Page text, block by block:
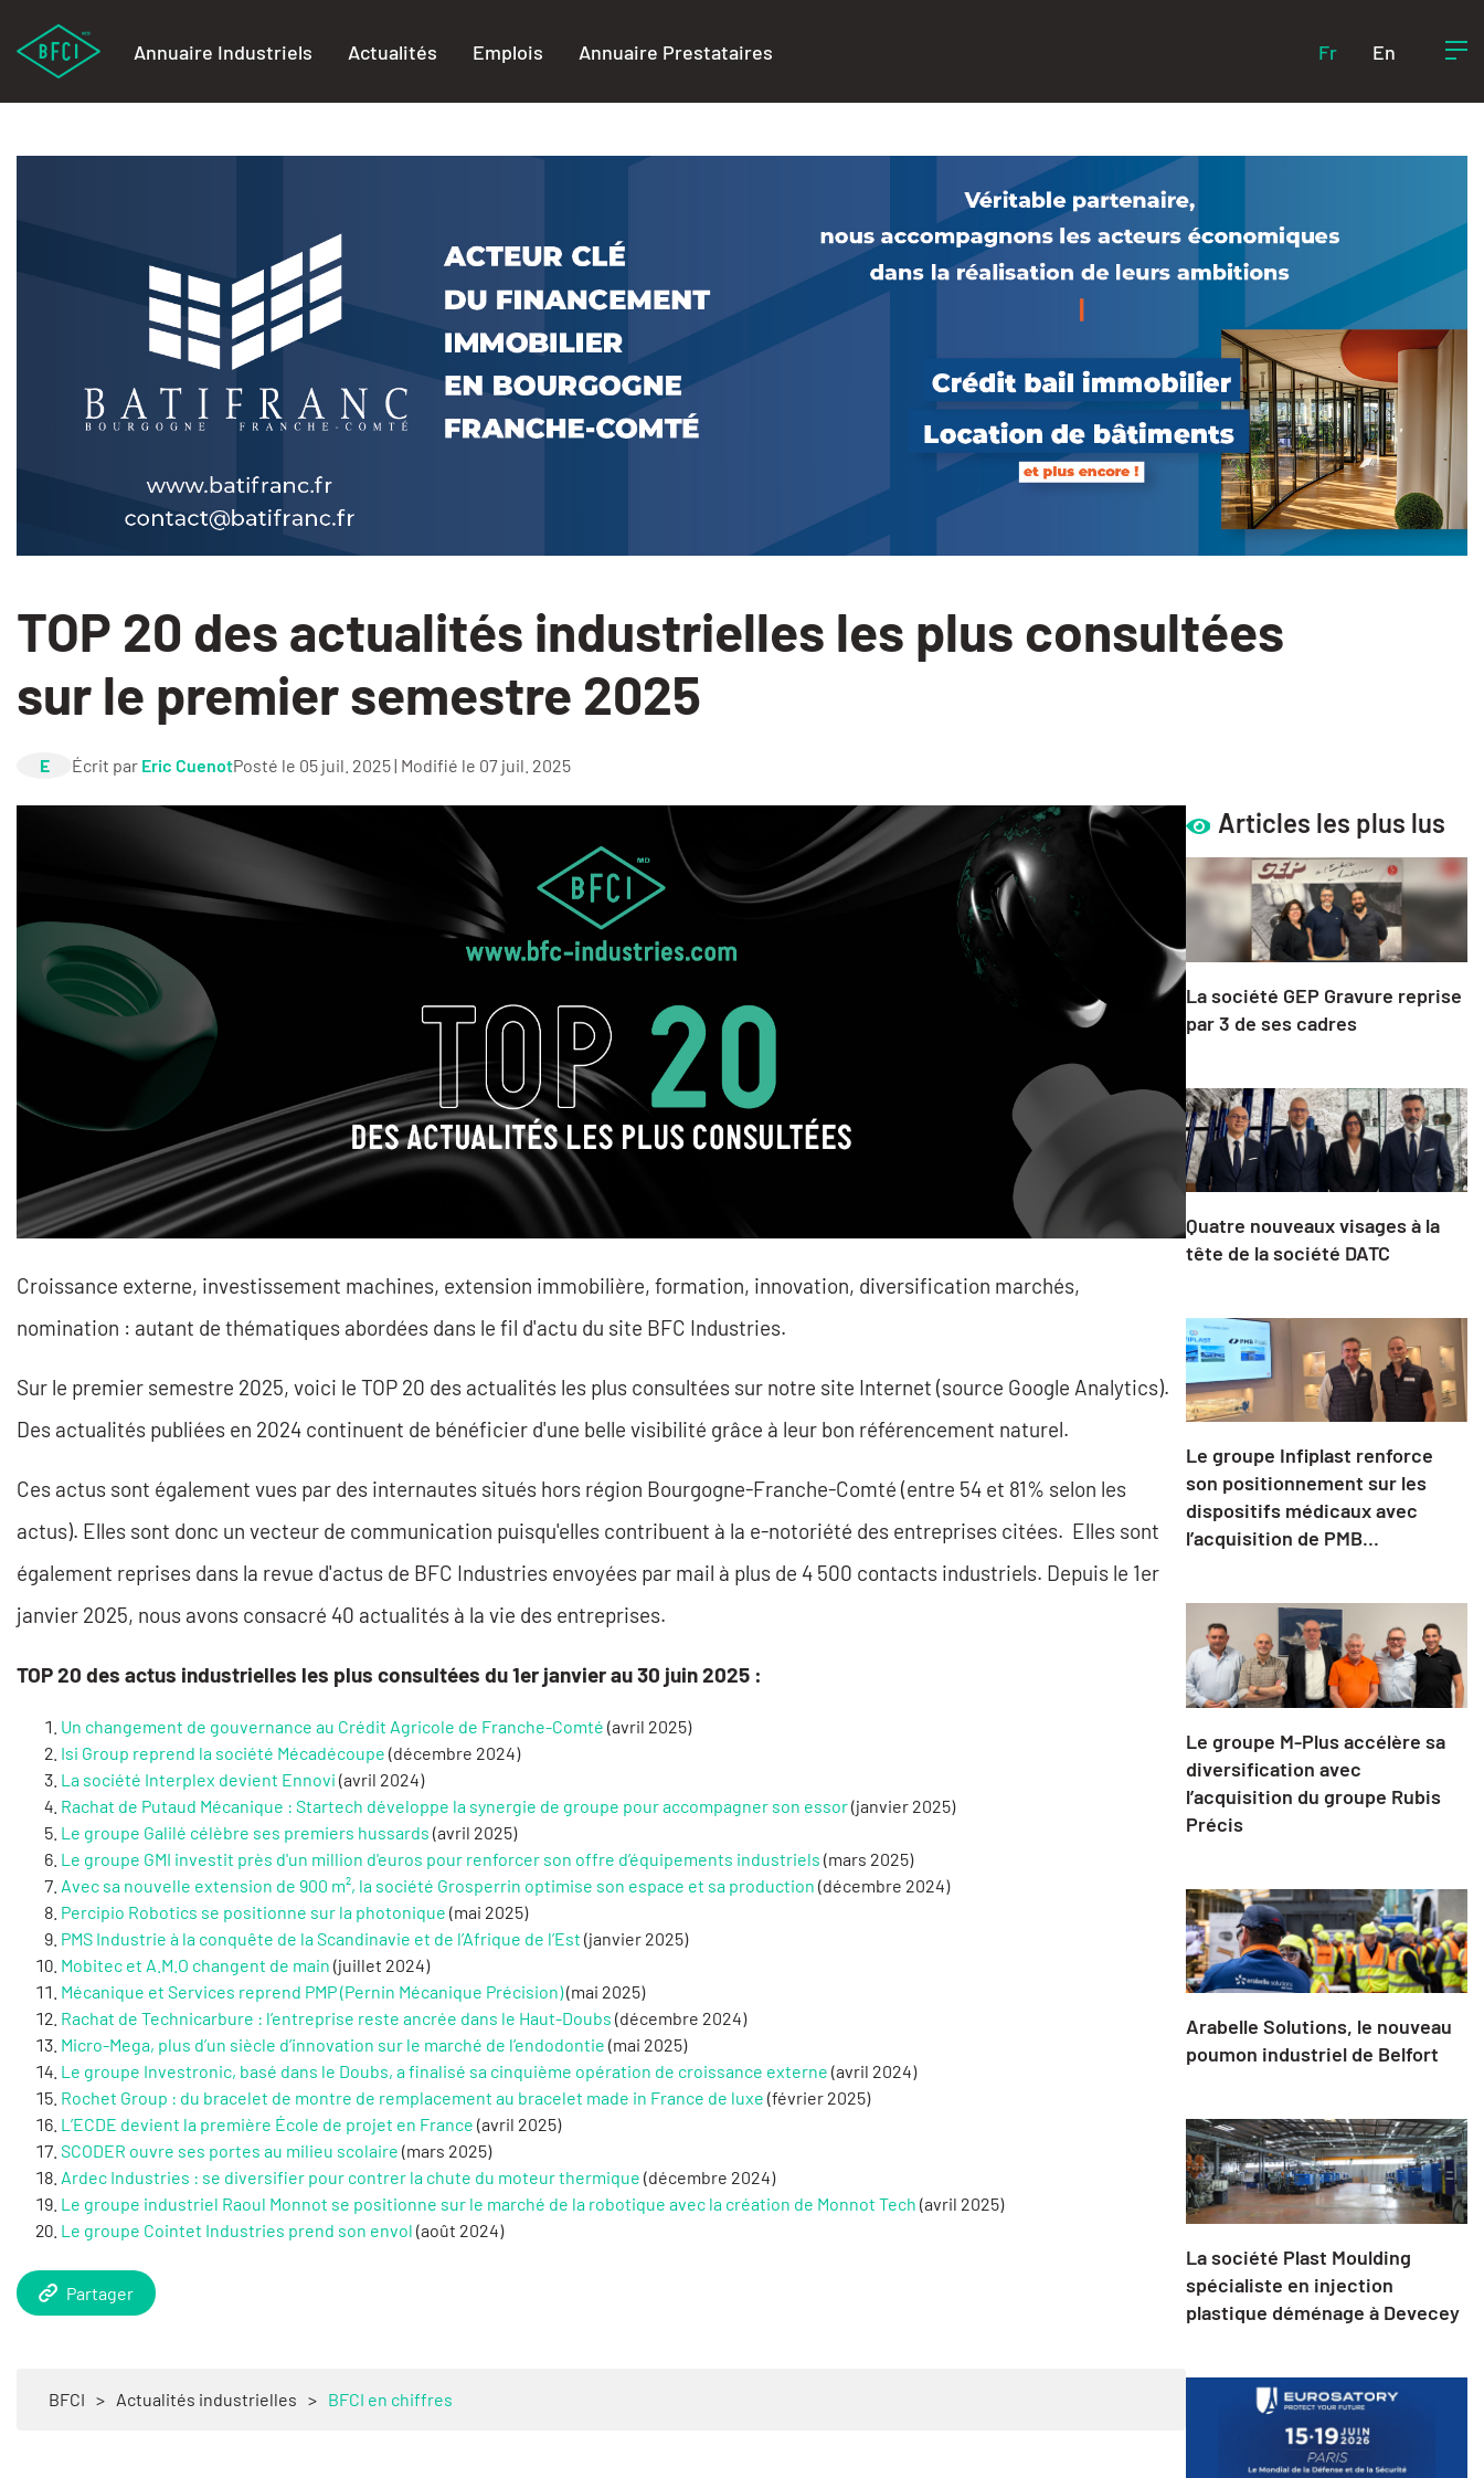
Annuaire Industriels Actualités Emplois Annuaire Prestataires Fr En
TOP 20 des actualités industrielles les plus consultées
sur le premier semestre 2025
E Écrit par Eric CuenotPosté le 05 juil. 2025 | Modifié le 07 juil. 2025
Croissance externe, investissement machines, extension immobilière, formation, innovation, diversification marchés,
nomination : autant de thématiques abordées dans le fil d'actu du site BFC Industries.
Sur le premier semestre 2025, voici le TOP 20 des actualités les plus consultées sur notre site Internet (source Google Analytics).
Des actualités publiées en 2024 continuent de bénéficier d'une belle visibilité grâce à leur bon référencement naturel.
Ces actus sont également vues par des internautes situés hors région Bourgogne-Franche-Comté (entre 54 et 81% selon les
actus). Elles sont donc un vecteur de communication puisqu'elles contribuent à la e-notoriété des entreprises citées. Elles sont
également reprises dans la revue d'actus de BFC Industries envoyées par mail à plus de 4 500 contacts industriels. Depuis le 1er
janvier 2025, nous avons consacré 40 actualités à la vie des entreprises.
TOP 20 des actus industrielles les plus consultées du 1er janvier au 30 juin 2025 :
Un changement de gouvernance au Crédit Agricole de Franche-Comté (avril 2025)
Isi Group reprend la société Mécadécoupe (décembre 2024)
La société Interplex devient Ennovi (avril 2024)
​Rachat de Putaud Mécanique : Startech développe la synergie de groupe pour accompagner son essor(janvier 2025)
​Le groupe Galilé célèbre ses premiers hussards (avril 2025)
Le groupe GMI investit près d'un million d'euros pour renforcer son offre d’équipements industriels (mars 2025)
​Avec sa nouvelle extension de 900 m², la société Grosperrin optimise son espace et sa production (décembre 2024)
Percipio Robotics se positionne sur la photonique (mai 2025)
PMS Industrie à la conquête de la Scandinavie et de l’Afrique de l’Est (janvier 2025)
Mobitec et A.M.O changent de main (juillet 2024)
​Mécanique et Services reprend PMP (Pernin Mécanique Précision)(mai 2025)
Rachat de Technicarbure : l’entreprise reste ancrée dans le Haut-Doubs (décembre 2024)
Micro-Mega, plus d’un siècle d’innovation sur le marché de l’endodontie (mai 2025)
Le groupe Investronic, basé dans le Doubs, a finalisé sa cinquième opération de croissance externe (avril 2024)
Rochet Group : du bracelet de montre de remplacement au bracelet made in France de luxe (février 2025)
L’ECDE devient la première École de projet en France (avril 2025)
SCODER ouvre ses portes au milieu scolaire (mars 2025)
Ardec Industries : se diversifier pour contrer la chute du moteur thermique (décembre 2024)
Le groupe industriel Raoul Monnot se positionne sur le marché de la robotique avec la création de Monnot Tech (avril 2025)
Le groupe Cointet Industries prend son envol (août 2024)
Partager
BFCI > Actualités industrielles > BFCI en chiffres
Articles les plus lus
La société GEP Gravure reprise
par 3 de ses cadres
Quatre nouveaux visages à la
tête de la société DATC
Le groupe Infiplast renforce
son positionnement sur les
dispositifs médicaux avec
l’acquisition de PMB...
Le groupe M-Plus accélère sa
diversification avec
l’acquisition du groupe Rubis
Précis
Arabelle Solutions, le nouveau
poumon industriel de Belfort
La société Plast Moulding
spécialiste en injection
plastique déménage à Devecey